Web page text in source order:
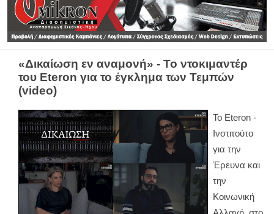
«Δικαίωση εν αναμονή» - Το ντοκιμαντέρ
του Eteron για το έγκλημα των Τεμπών
(video)
Το Eteron -
Ινστιτούτο
για την
Έρευνα και
την
Κοινωνική